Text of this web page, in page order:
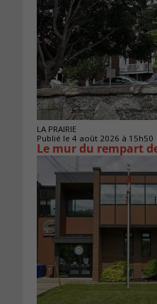
LA PRAIRIE
Publié le 4 août 2026 à 15h50
Le mur du rempart